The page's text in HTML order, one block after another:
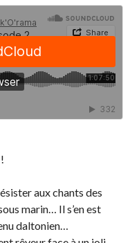
aux chants des
marin… Il s’en est
daltonien…